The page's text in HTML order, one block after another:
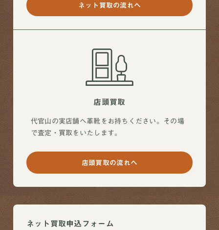
ネット買取の流れへ
店頭買取
代官山の実店舗へ革靴をお持ちください。その場
で査定・買取をいたします。
店頭買取の流れへ
ネット買取申込フォーム